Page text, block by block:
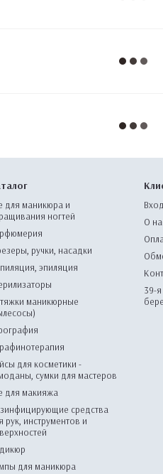
для маникюра и
ногтей
ручки, насадки
эпиляция
маникюрные
для косметики -
сумки для мастеров
для макияжа
средства
рук, инструментов и
для маникюра
О
39-